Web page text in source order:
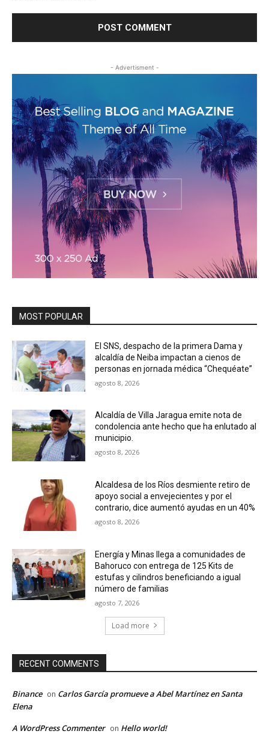
- Advertisment -
MOST POPULAR
El SNS, despacho de la primera Dama y
alcaldía de Neiba impactan a cienos de
personas en jornada médica “Chequéate”
agosto 8, 2026
Alcaldía de Villa Jaragua emite nota de
condolencia ante hecho que ha enlutado al
municipio.
agosto 8, 2026
Alcaldesa de los Ríos desmiente retiro de
apoyo social a envejecientes y por el
contrario, dice aumentó ayudas en un 40%
agosto 8, 2026
Energía y Minas llega a comunidades de
Bahoruco con entrega de 125 Kits de
estufas y cilindros beneficiando a igual
número de familias
agosto 7, 2026
Load more
RECENT COMMENTS
Binance on Carlos García promueve a Abel Martínez en Santa
Elena
A WordPress Commenter on Hello world!